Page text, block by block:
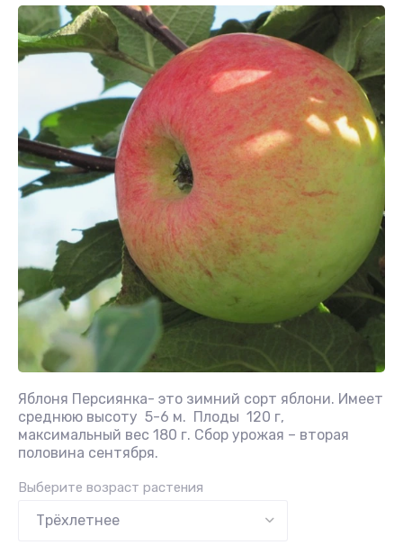
Яблоня Персиянка- это зимний сорт яблони. Имеет
среднюю высоту 5-6 м. Плоды 120 г,
максимальный вес 180 г. Сбор урожая – вторая
половина сентября.
Выберите возраст растения